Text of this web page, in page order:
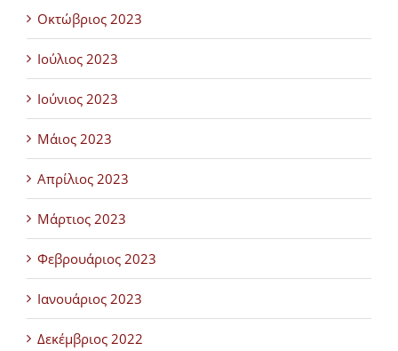
Οκτώβριος 2023
Ιούλιος 2023
Ιούνιος 2023
Μάιος 2023
Απρίλιος 2023
Μάρτιος 2023
Φεβρουάριος 2023
Ιανουάριος 2023
Δεκέμβριος 2022